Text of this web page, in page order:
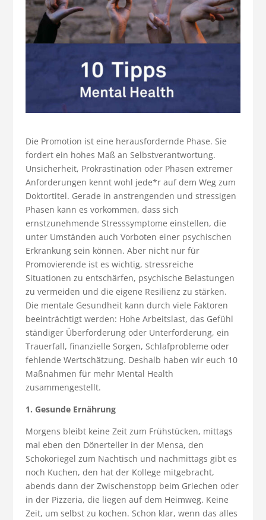
Die Promotion ist eine herausfordernde Phase. Sie
fordert ein hohes Maß an Selbstverantwortung.
Unsicherheit, Prokrastination oder Phasen extremer
Anforderungen kennt wohl jede*r auf dem Weg zum
Doktortitel. Gerade in anstrengenden und stressigen
Phasen kann es vorkommen, dass sich
ernstzunehmende Stresssymptome einstellen, die
unter Umständen auch Vorboten einer psychischen
Erkrankung sein können. Aber nicht nur für
Promovierende ist es wichtig, stressreiche
Situationen zu entschärfen, psychische Belastungen
zu vermeiden und die eigene Resilienz zu stärken.
Die mentale Gesundheit kann durch viele Faktoren
beeinträchtigt werden: Hohe Arbeitslast, das Gefühl
ständiger Überforderung oder Unterforderung, ein
Trauerfall, finanzielle Sorgen, Schlafprobleme oder
fehlende Wertschätzung. Deshalb haben wir euch 10
Maßnahmen für mehr Mental Health
zusammengestellt.
1. Gesunde Ernährung
Morgens bleibt keine Zeit zum Frühstücken, mittags
mal eben den Dönerteller in der Mensa, den
Schokoriegel zum Nachtisch und nachmittags gibt es
noch Kuchen, den hat der Kollege mitgebracht,
abends dann der Zwischenstopp beim Griechen oder
in der Pizzeria, die liegen auf dem Heimweg. Keine
Zeit, um selbst zu kochen. Schon klar, wenn das alles